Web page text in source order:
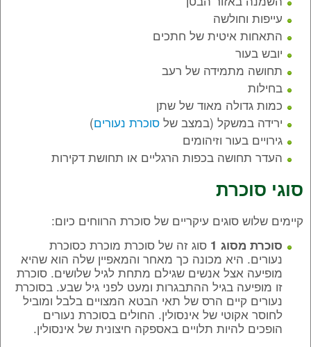
עייפות וחולשה
התאחות איטית של חתכים
יובש בעור
תחושה מתמידה של רעב
בחילות
כמות גדולה מאוד של שתן
ירידה במשקל (במצב של סוכרת נעורים)
גירויים בעור וזיהומים
העדר תחושה בכפות הרגליים או תחושת דקירות
סוגי סוכרת
קיימים שלוש סוגים עיקריים של סוכרת הרווחים כיום:
סוכרת מסוג 1
סוג זה של סוכרת מוכרת כסוכרת
נעורים. היא מכונה כך מאחר והמאפיין שלה הוא שהיא
מופיעה אצל אנשים שגילם מתחת לגיל שלושים. סוכרת
זו מופיעה בגיל ההתבגרות ומעט לפני גיל שבע. בסוכרת
נעורים קיים הרס של תאי הבטא המצויים בלבל ומוביל
לחוסר אקוטי של אינסולין. החולים בסוכרת נעורים
הופכים להיות תלויים באספקה חיצונית של אינסולין.